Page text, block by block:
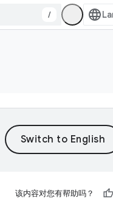
/
该内容对您有帮助吗？